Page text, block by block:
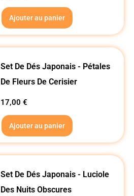
Ajouter au panier
Set De Dés Japonais - Pétales
De Fleurs De Cerisier
17,00€
Ajouter au panier
Set De Dés Japonais - Luciole
Des Nuits Obscures